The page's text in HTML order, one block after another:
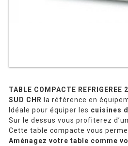
TABLE COMPACTE REFRIGEREE
SUD CHR la référence en
Idéale pour équiper les cuisines
Sur le dessus vous profiterez d’un
Cette table compacte vous
Aménagez votre table comme